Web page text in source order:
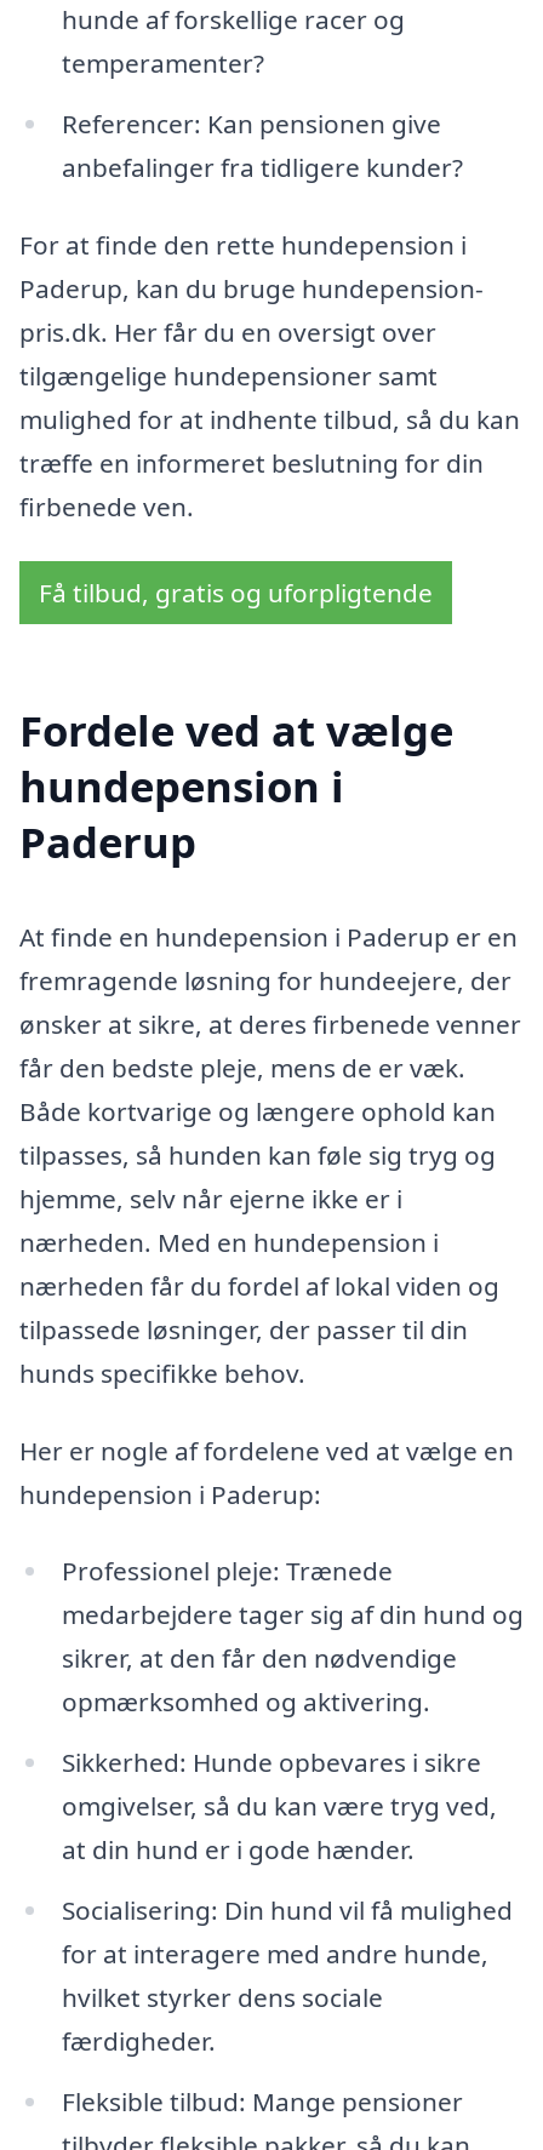
hunde af forskellige racer og
temperamenter?
Referencer: Kan pensionen give
anbefalinger fra tidligere kunder?
For at finde den rette hundepension i
Paderup, kan du bruge hundepension-
pris.dk. Her får du en oversigt over
tilgængelige hundepensioner samt
mulighed for at indhente tilbud, så du kan
træffe en informeret beslutning for din
firbenede ven.
Få tilbud, gratis og uforpligtende
Fordele ved at vælge
hundepension i
Paderup
At finde en hundepension i Paderup er en
fremragende løsning for hundeejere, der
ønsker at sikre, at deres firbenede venner
får den bedste pleje, mens de er væk.
Både kortvarige og længere ophold kan
tilpasses, så hunden kan føle sig tryg og
hjemme, selv når ejerne ikke er i
nærheden. Med en hundepension i
nærheden får du fordel af lokal viden og
tilpassede løsninger, der passer til din
hunds specifikke behov.
Her er nogle af fordelene ved at vælge en
hundepension i Paderup:
Professionel pleje: Trænede
medarbejdere tager sig af din hund og
sikrer, at den får den nødvendige
opmærksomhed og aktivering.
Sikkerhed: Hunde opbevares i sikre
omgivelser, så du kan være tryg ved,
at din hund er i gode hænder.
Socialisering: Din hund vil få mulighed
for at interagere med andre hunde,
hvilket styrker dens sociale
færdigheder.
Fleksible tilbud: Mange pensioner